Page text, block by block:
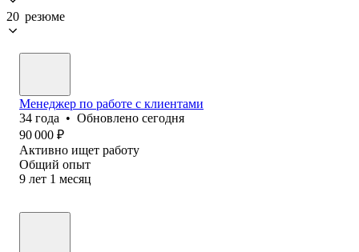
20 резюме
Менеджер по работе с клиентами
34 года • Обновлено сегодня
90 000 ₽
Активно ищет работу
Общий опыт
9 лет 1 месяц